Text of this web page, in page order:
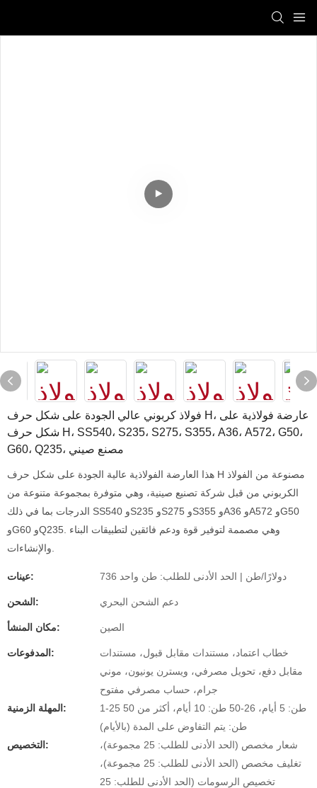
فولاذ كربوني عالي الجودة على شكل حرف H، عارضة فولاذية على
شكل حرف H، SS540، S235، S275، S355، A36، A572، G50،
G60، Q235، مصنع صيني
هذا العارضة الفولاذية عالية الجودة على شكل حرف H مصنوعة من الفولاذ
الكربوني من قبل شركة تصنيع صينية، وهي متوفرة بمجموعة متنوعة من
الدرجات بما في ذلك SS540 وS235 وS275 وS355 وA36 وA572 وG50
وG60 وQ235. وهي مصممة لتوفير قوة ودعم فائقين لتطبيقات البناء
عينات: 736 دولارًا/طن | الحد الأدنى للطلب: طن واحد
الشحن: دعم الشحن البحري
مكان المنشأ: الصين
المدفوعات:
خطاب اعتماد، مستندات مقابل قبول، مستندات
مقابل دفع، تحويل مصرفي، ويسترن يونيون، موني
جرام، حساب مصرفي مفتوح
المهلة الزمنية:
1-25 طن: 5 أيام، 26-50 طن: 10 أيام، أكثر من 50
طن: يتم التفاوض على المدة (بالأيام)
التخصيص:
شعار مخصص (الحد الأدنى للطلب: 25 مجموعة)،
تغليف مخصص (الحد الأدنى للطلب: 25 مجموعة)،
تخصيص الرسومات (الحد الأدنى للطلب: 25